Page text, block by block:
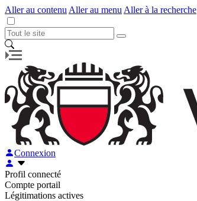
Aller au contenu Aller au menu Aller à la recherche
Connexion
Profil connecté
Compte portail
Légitimations actives